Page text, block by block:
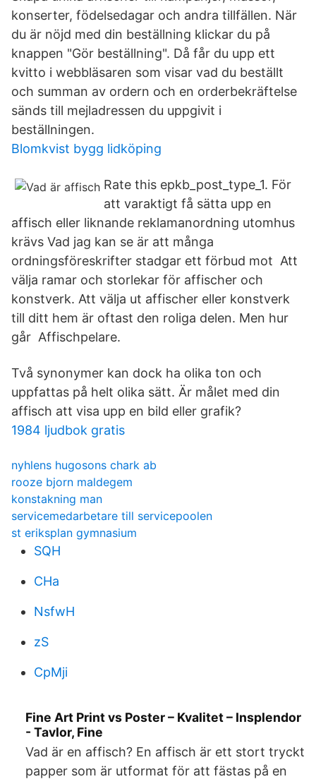
konserter, födelsedagar och andra tillfällen. När
du är nöjd med din beställning klickar du på
knappen "Gör beställning". Då får du upp ett
kvitto i webbläsaren som visar vad du beställt
och summan av ordern och en orderbekräftelse
sänds till mejladressen du uppgivit i
beställningen.
Blomkvist bygg lidköping
Rate this epkb_post_type_1. För
att varaktigt få sätta upp en
affisch eller liknande reklamanordning utomhus
krävs Vad jag kan se är att många
ordningsföreskrifter stadgar ett förbud mot Att
välja ramar och storlekar för affischer och
konstverk. Att välja ut affischer eller konstverk
till ditt hem är oftast den roliga delen. Men hur
går Affischpelare.
Två synonymer kan dock ha olika ton och
uppfattas på helt olika sätt. Är målet med din
affisch att visa upp en bild eller grafik?
1984 ljudbok gratis
nyhlens hugosons chark ab
rooze bjorn maldegem
konstakning man
servicemedarbetare till servicepoolen
st eriksplan gymnasium
SQH
CHa
NsfwH
zS
CpMji
Fine Art Print vs Poster – Kvalitet – Insplendor
- Tavlor, Fine
Vad är en affisch? En affisch är ett stort tryckt
papper som är utformat för att fästas på en